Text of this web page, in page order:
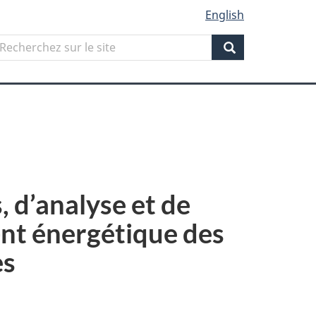
English
Search
Search
et de
énergétique des